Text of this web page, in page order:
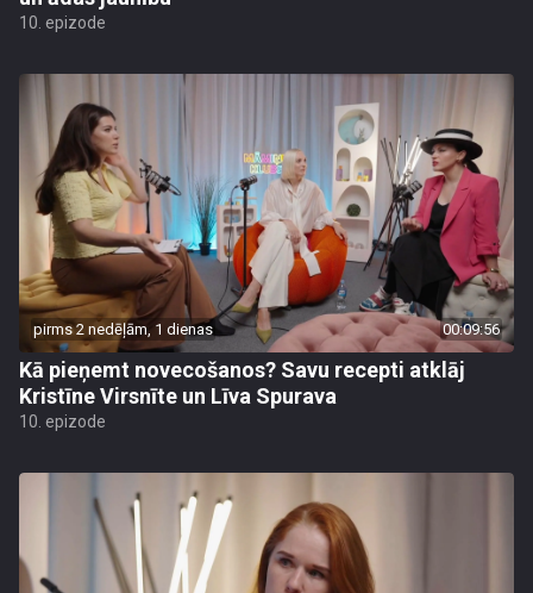
10. epizode
pirms 2 nedēļām, 1 dienas 00:09:56
Kā pieņemt novecošanos? Savu recepti atklāj
Kristīne Virsnīte un Līva Spurava
10. epizode